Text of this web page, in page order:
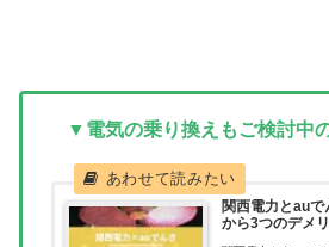
▼電気の乗り換えもご検討中
関西電力とau
から3つのデメ